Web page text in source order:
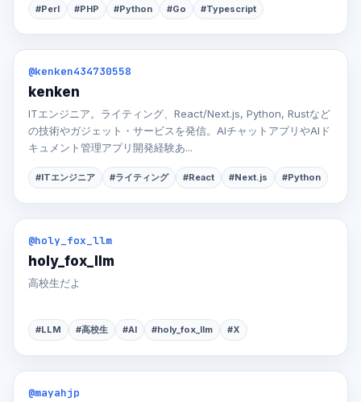
#Perl #PHP #Python #Go #Typescript
@kenken434730558
kenken
ITエンジニア。ライティング、React/Next.js, Python, Rustなど
の技術やガジェット・サービスを発信。AIチャットアプリやAIド
キュメント管理アプリ開発経験あ...
#ITエンジニア #ライティング #React #Next.js #Python
@holy_fox_llm
holy_fox_llm
高校生だよ
#LLM #高校生 #AI #holy_fox_llm #X
@mayahjp